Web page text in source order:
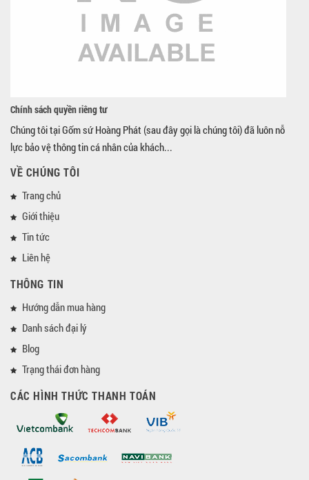
Chính sách quyền riêng tư
Chúng tôi tại Gốm sứ Hoàng Phát (sau đây gọi là chúng tôi) đã luôn nỗ
lực bảo vệ thông tin cá nhân của khách...
VỀ CHÚNG TÔI
Trang chủ
Giới thiệu
Tin tức
Liên hệ
THÔNG TIN
Hướng dẫn mua hàng
Danh sách đại lý
Blog
Trạng thái đơn hàng
CÁC HÌNH THỨC THANH TOÁN